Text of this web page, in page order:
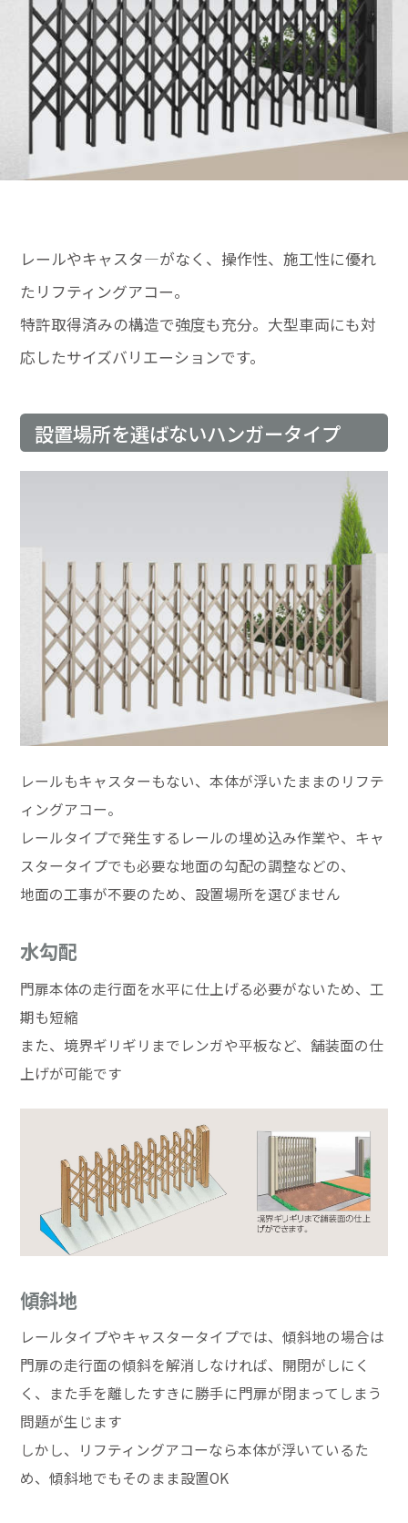
レールやキャスタ―がなく、操作性、施工性に優れ
たリフティングアコー。
特許取得済みの構造で強度も充分。大型車両にも対
応したサイズバリエーションです。
設置場所を選ばないハンガータイプ
レールもキャスターもない、本体が浮いたままのリフテ
ィングアコー。
レールタイプで発生するレールの埋め込み作業や、キャ
スタータイプでも必要な地面の勾配の調整などの、
地面の工事が不要のため、設置場所を選びません
水勾配
門扉本体の走行面を水平に仕上げる必要がないため、工
期も短縮
また、境界ギリギリまでレンガや平板など、舗装面の仕
上げが可能です
傾斜地
レールタイプやキャスタータイプでは、傾斜地の場合は
門扉の走行面の傾斜を解消しなければ、開閉がしにく
く、また手を離したすきに勝手に門扉が閉まってしまう
問題が生じます
しかし、リフティングアコーなら本体が浮いているた
め、傾斜地でもそのまま設置OK